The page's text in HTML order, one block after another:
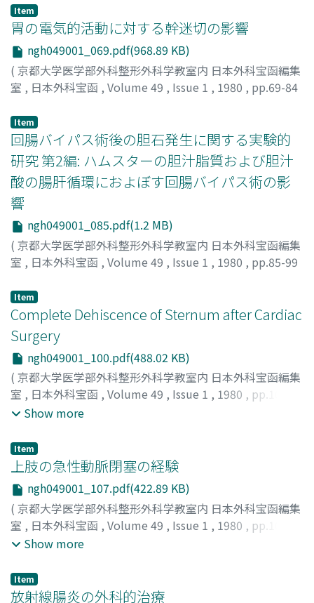
大本, 秀行
Item
胃の電気的活動に対する幹迷切の影響
ngh049001_069.pdf(968.89 KB)
( 京都大学医学部外科整形外科学教室内 日本外科宝函編集
室 , 日本外科宝函 , Volume 49 , Issue 1 , 1980 , pp.69-84
曽布川, 憲充
Item
回腸バイパス術後の胆石発生に関する実験的
研究 第2編: ハムスターの胆汁脂質および胆汁
酸の腸肝循環におよぼす回腸バイパス術の影
響
ngh049001_085.pdf(1.2 MB)
( 京都大学医学部外科整形外科学教室内 日本外科宝函編集
室 , 日本外科宝函 , Volume 49 , Issue 1 , 1980 , pp.85-99
小林, 展章
Item
Complete Dehiscence of Sternum after Cardiac
Surgery
ngh049001_100.pdf(488.02 KB)
( 京都大学医学部外科整形外科学教室内 日本外科宝函編集
室 , 日本外科宝函 , Volume 49 , Issue 1 , 1980 , pp.100-
106)
AKIHIKO
史;山田, 公彌;野崎, 昭彦;小川, 博暉
Show more
Item
上肢の急性動脈閉塞の経験
ngh049001_107.pdf(422.89 KB)
( 京都大学医学部外科整形外科学教室内 日本外科宝函編集
室 , 日本外科宝函 , Volume 49 , Issue 1 , 1980 , pp.107-
111)
崎, 昭彦
TANAE, EIJI;OGAWA, HIROKI;
Show more
Item
放射線腸炎の外科的治療